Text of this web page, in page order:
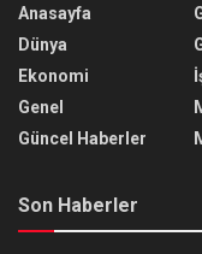
Anasayfa
Dünya
Ekonomi
Genel
Güncel Haberler
Son Haberler